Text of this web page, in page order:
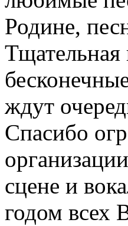
Родине,
ждут
Спасибо
сцене и
годом